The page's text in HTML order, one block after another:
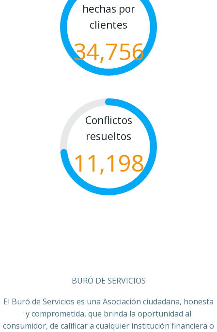
hechas por
clientes
34,756
Conflictos
resueltos
11,198
BURÓ DE SERVICIOS
El Buró de Servicios es una Asociación ciudadana, honesta
y comprometida, que brinda la oportunidad al
consumidor, de calificar a cualquier institución financiera o